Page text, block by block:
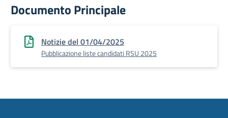
Documento Principale
Notizie del 01/04/2025
Pubblicazione liste candidati RSU 2025